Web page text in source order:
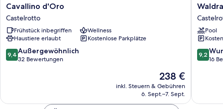
Cavallino
d'Oro
Castelrotto
Cavallino d'Oro
Castelrotto
Frühstück inbegriffen
Wellness
Haustiere erlaubt
Kostenlose Parkplätze
9.4
von
9,4 Außergewöhnlich
32 Bewertungen
Der
Preis
beträgt
238 €
inkl. Steuern & Gebühren
6. Sept.–7. Sept.
-
Living
Pool
9.2
von
9,2
16